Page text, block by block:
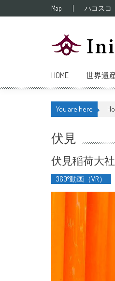
Map ハコスコ
HOME 世界遺
You are here
伏見
伏見稲荷大社
360°動画（VR）